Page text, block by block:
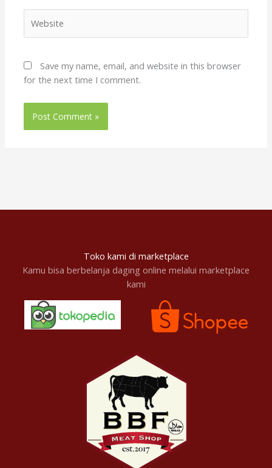
Save my name, email, and website in this browser
for the next time I comment.
Toko kami di marketplace
Kamu bisa berbelanja daging online melalui marketplace
kami